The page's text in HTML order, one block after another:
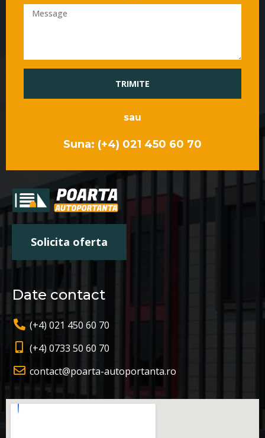
Solicita oferta
Date contact
(+4) 021 450 60 70
(+4) 0733 50 60 70
contact@poarta-autoportanta.ro
TRIMITE
sau
Suna: (+4) 021 450 60 70